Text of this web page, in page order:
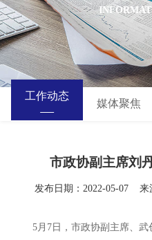
工作动态
媒体聚焦
市政协副主席刘
发布日期：2022-05-07 来
5月7日，市政协副主席、